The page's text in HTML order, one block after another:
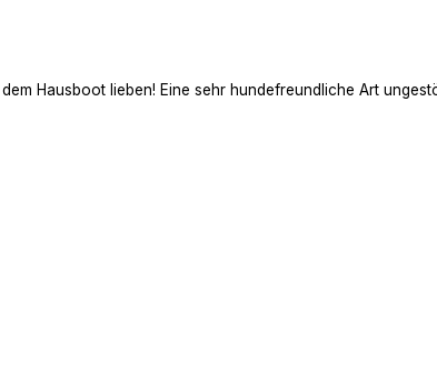
Hausboot lieben! Eine sehr hundefreundliche Art